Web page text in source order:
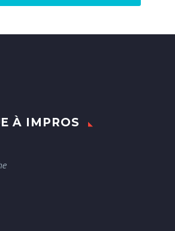
À IMPROS